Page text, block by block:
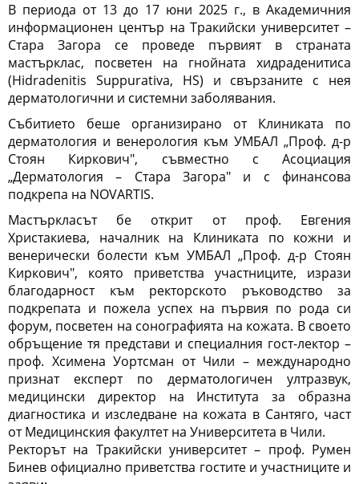
В периода от 13 до 17 юни 2025 г., в Академичния
информационен център на Тракийски университет –
Стара Загора се проведе първият в страната
мастърклас, посветен на гнойната хидраденитиса
(Hidradenitis Suppurativa, HS) и свързаните с нея
дерматологични и системни заболявания.
Събитието беше организирано от Клиниката по
дерматология и венерология към УМБАЛ „Проф. д-р
Стоян Киркович", съвместно с Асоциация
„Дерматология – Стара Загора" и с финансова
подкрепа на NOVARTIS.
Мастъркласът бе открит от проф. Евгения
Христакиева, началник на Клиниката по кожни и
венерически болести към УМБАЛ „Проф. д-р Стоян
Киркович", която приветства участниците, изрази
благодарност към ректорското ръководство за
подкрепата и пожела успех на първия по рода си
форум, посветен на сонографията на кожата. В своето
обръщение тя представи и специалния гост-лектор –
проф. Хсимена Уортсман от Чили – международно
признат експерт по дерматологичен ултразвук,
медицински директор на Института за образна
диагностика и изследване на кожата в Сантяго, част
от Медицинския факултет на Университета в Чили.
Ректорът на Тракийски университет – проф. Румен
Бинев официално приветства гостите и участниците и